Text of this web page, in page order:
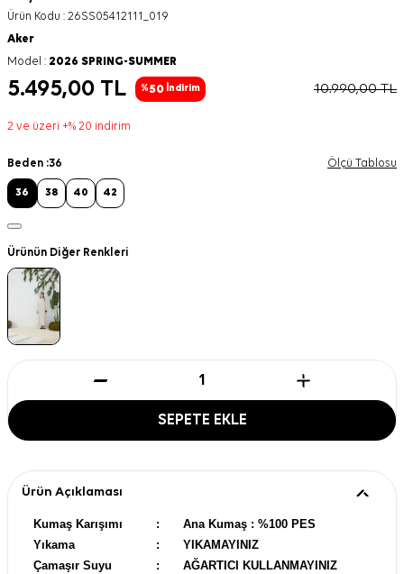
Ürün Kodu : 26SS05412111_019
Aker
Model : 2026 SPRING-SUMMER
5.495,00 TL %50 İndirim 10.990,00TL
2 ve üzeri +% 20 indirim
Beden :36 Ölçü Tablosu
36 38 40 42
Ürünün Diğer Renkleri
SEPETE EKLE
Ürün Açıklaması
Kumaş Karışımı :
Ana Kumaş : %100 PES
Yıkama
:
YIKAMAYINIZ
Çamaşır Suyu
: AĞARTICI KULLANMAYINIZ